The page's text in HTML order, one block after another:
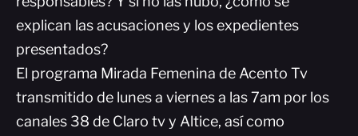
explican las acusaciones y los expedientes
presentados?
El programa Mirada Femenina de Acento Tv
transmitido de lunes a viernes a las 7am por los
canales 38 de Claro tv y Altice, así como